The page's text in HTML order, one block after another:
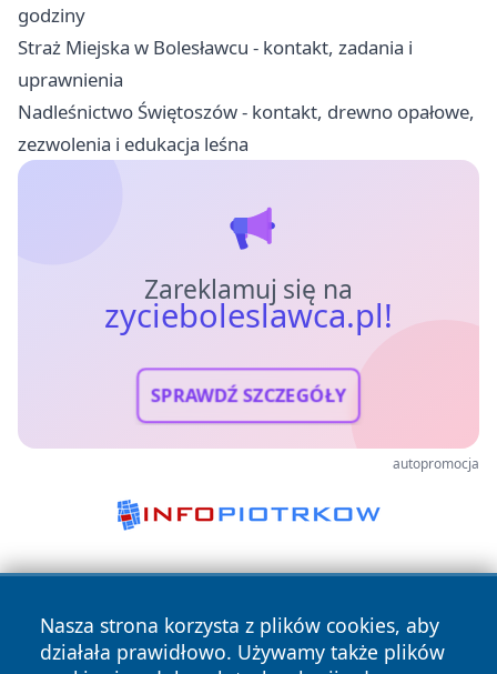
godziny
Straż Miejska w Bolesławcu - kontakt, zadania i
uprawnienia
Nadleśnictwo Świętoszów - kontakt, drewno opałowe,
zezwolenia i edukacja leśna
Zareklamuj się na
zycieboleslawca.pl!
SPRAWDŹ SZCZEGÓŁY
autopromocja
Nasza strona korzysta z plików cookies, aby
działała prawidłowo. Używamy także plików